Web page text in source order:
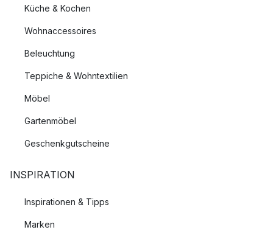
Küche & Kochen
Wohnaccessoires
Beleuchtung
Teppiche & Wohntextilien
Möbel
Gartenmöbel
Geschenkgutscheine
INSPIRATION
Inspirationen & Tipps
Marken